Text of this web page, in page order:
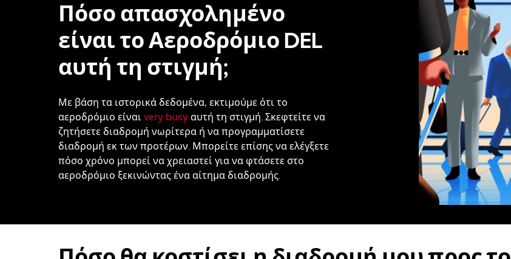
Πόσο απασχολημένο
είναι το Αεροδρόμιο DEL
αυτή τη στιγμή;
Με βάση τα ιστορικά δεδομένα, εκτιμούμε ότι το
αεροδρόμιο είναι very busy αυτή τη στιγμή. Σκεφτείτε να
ζητήσετε διαδρομή νωρίτερα ή να προγραμματίσετε
διαδρομή εκ των προτέρων. Μπορείτε επίσης να ελέγξετε
πόσο χρόνο μπορεί να χρειαστεί για να φτάσετε στο
αεροδρόμιο ξεκινώντας ένα αίτημα διαδρομής.